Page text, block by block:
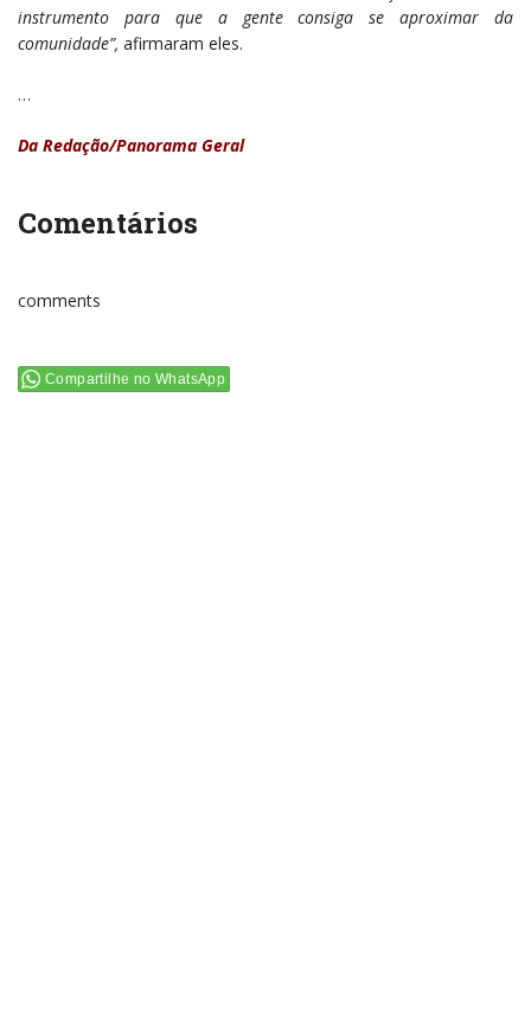
instrumento para que a gente consiga se aproximar da
comunidade”, afirmaram eles.
…
Da Redação/Panorama Geral
Comentários
comments
Compartilhe no WhatsApp